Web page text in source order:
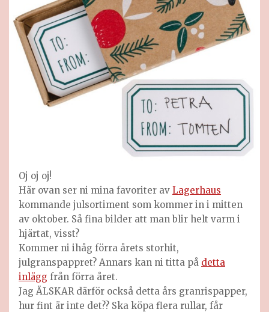
Oj oj oj!
Här ovan ser ni mina favoriter av Lagerhaus
kommande julsortiment som kommer in i mitten
av oktober. Så fina bilder att man blir helt varm i
hjärtat, visst?
Kommer ni ihåg förra årets storhit,
julgranspappret? Annars kan ni titta på detta
inlägg från förra året.
Jag ÄLSKAR därför också detta års granrispapper,
hur fint är inte det?? Ska köpa flera rullar, får